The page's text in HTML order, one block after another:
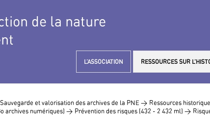
de la nature
L’ASSOCIATION RESSOURCES SUR
Sauvegarde et valorisation des archives de la PNE > Ressources
archives numériques) > Prévention des risques (432 - 2 432 ml) >